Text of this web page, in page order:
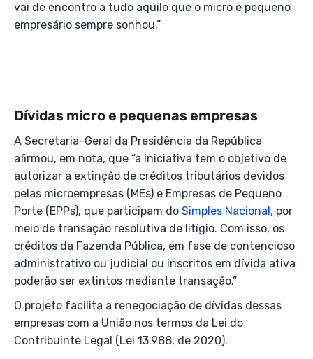
vai de encontro a tudo aquilo que o micro e pequeno
empresário sempre sonhou.”
Dívidas micro e pequenas empresas
A Secretaria-Geral da Presidência da República
afirmou, em nota, que “a iniciativa tem o objetivo de
autorizar a extinção de créditos tributários devidos
pelas microempresas (MEs) e Empresas de Pequeno
Porte (EPPs), que participam do Simples Nacional, por
meio de transação resolutiva de litígio. Com isso, os
créditos da Fazenda Pública, em fase de contencioso
administrativo ou judicial ou inscritos em dívida ativa
poderão ser extintos mediante transação.”
O projeto facilita a renegociação de dívidas dessas
empresas com a União nos termos da Lei do
Contribuinte Legal (Lei 13.988, de 2020).